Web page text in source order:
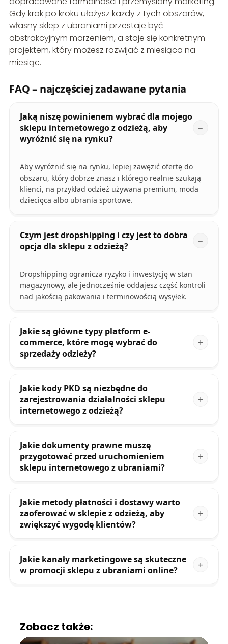
Gdy krok po kroku ułożysz każdy z tych obszarów,
własny sklep z ubraniami przestaje być
abstrakcyjnym marzeniem, a staje się konkretnym
projektem, który możesz rozwijać z miesiąca na
miesiąc.
FAQ – najczęściej zadawane pytania
Jaką niszę powinienem wybrać dla mojego
sklepu internetowego z odzieżą, aby
wyróżnić się na rynku?
Aby wyróżnić się na rynku, lepiej zawęzić ofertę do
obszaru, który dobrze znasz i którego realnie szukają
klienci, na przykład odzież używana premium, moda
dziecięca albo ubrania sportowe.
Czym jest dropshipping i czy jest to dobra
opcja dla sklepu z odzieżą?
Dropshipping ogranicza ryzyko i inwestycję w stan
magazynowy, ale jednocześnie oddajesz część kontroli
nad jakością pakowania i terminowością wysyłek.
Jakie są główne typy platform e-
commerce, które mogę wybrać do
sprzedaży odzieży?
Jakie kody PKD są niezbędne do
zarejestrowania działalności sklepu
internetowego z odzieżą?
Jakie dokumenty prawne muszę
przygotować przed uruchomieniem
sklepu internetowego z ubraniami?
Jakie metody płatności i dostawy warto
zaoferować w sklepie z odzieżą, aby
zwiększyć wygodę klientów?
Jakie kanały marketingowe są skuteczne
w promocji sklepu z ubraniami online?
Zobacz także: